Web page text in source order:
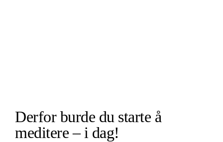
Derfor burde du starte å
meditere – i dag!